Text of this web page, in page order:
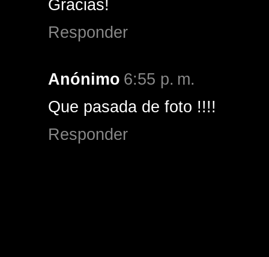
Gracias!
Responder
Anónimo 6:55 p. m.
Que pasada de foto !!!!
Responder